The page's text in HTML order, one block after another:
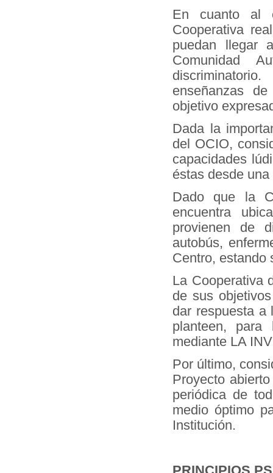
En cuanto al
Cooperativa
puedan llegar
Comunidad
enseñanzas
objetivo
Dada la
del OCIO,
capacidades
éstas desde
Dado que la
encuentra
provienen de
autobús,
Centro, estando
La Cooperativa
de sus
dar respuesta a
planteen,
mediante LA
Por último,
Proyecto
periódica de
medio óptimo
Institución.